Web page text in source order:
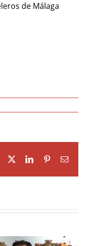
de Málaga
Facebook LinkedInPinterestEmail